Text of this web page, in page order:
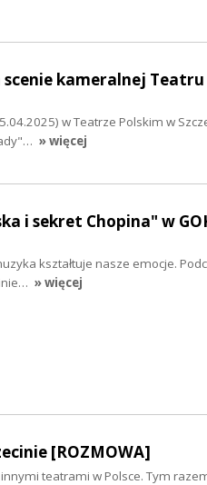
kameralnej Teatru
w Teatrze Polskim w
» więcej
i sekret Chopina" w
kształtuje nasze emocje.
» więcej
[ROZMOWA]
teatrami w Polsce. Tym